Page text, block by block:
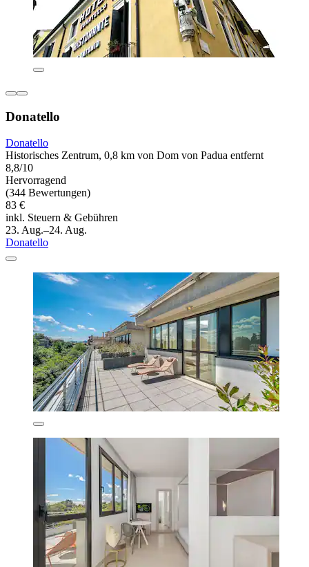
Donatello
Donatello
Historisches Zentrum, 0,8 km von Dom von Padua entfernt
8,8/10
Hervorragend
(344 Bewertungen)
83 €
inkl. Steuern & Gebühren
23. Aug.–24. Aug.
Donatello